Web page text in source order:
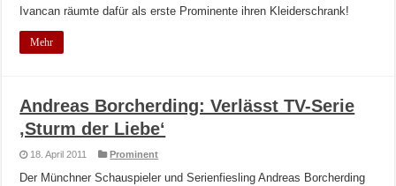
Ivancan räumte dafür als erste Prominente ihren Kleiderschrank!
Mehr
Andreas Borcherding: Verlässt TV-Serie
‚Sturm der Liebe‘
18. April 2011 Prominent
Der Münchner Schauspieler und Serienfiesling Andreas Borcherding